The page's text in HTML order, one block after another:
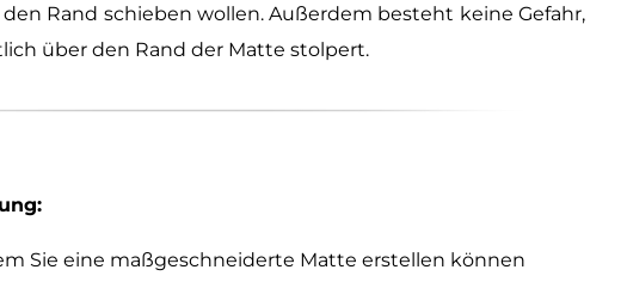
Rand schieben wollen. Außerdem besteht keine Gefahr,
über den Rand der Matte stolpert.
Sie eine maßgeschneiderte Matte erstellen können